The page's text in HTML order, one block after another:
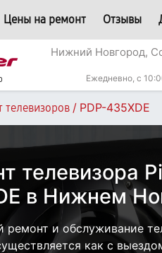
Цены на ремонт Отзывы
Нижний Новгород,
Ежедневно, с
телевизоров / PDP-435XDE
телевизора
в Нижнем
ремонт и обслуживание
как с